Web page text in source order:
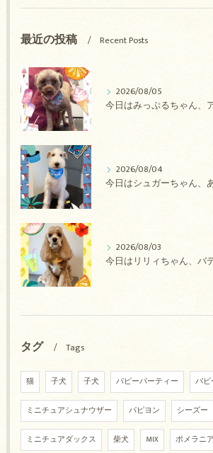
最近の投稿 Recent Posts
2026/08/05
2026/08/04
2026/08/03
タグ Tags
猫 子犬 子犬 パピーパーティー パピ
ミニチュアシュナウザー パピヨン シーズー
ミニチュアダックス 柴犬 MIX ポメラニ